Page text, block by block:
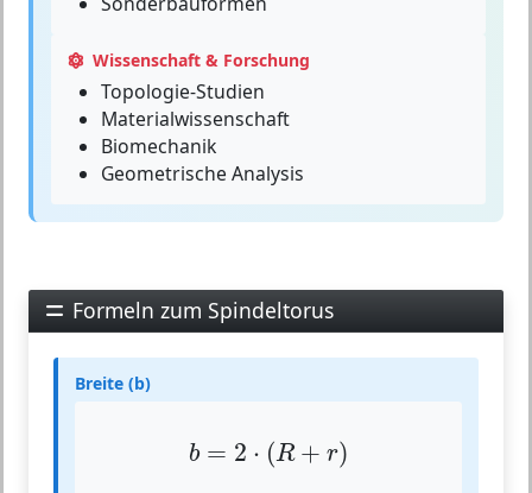
Wissenschaft & Forschung
Topologie-Studien
Materialwissenschaft
Biomechanik
Geometrische Analysis
Formeln zum Spindeltorus
Breite (b)
b = 2 ⋅ (R + r)
=2 (R+ r